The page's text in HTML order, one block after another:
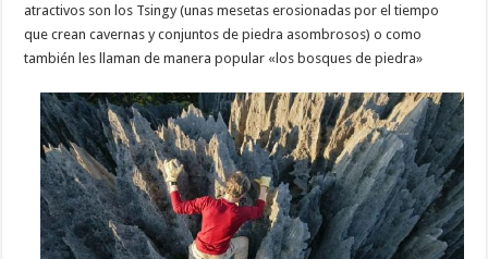
atractivos son los Tsingy (unas mesetas erosionadas por el tiempo
que crean cavernas y conjuntos de piedra asombrosos) o como
también les llaman de manera popular «los bosques de piedra»